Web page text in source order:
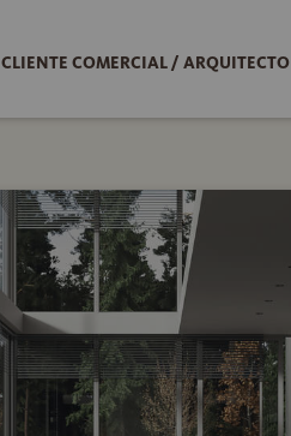
CLIENTE COMERCIAL / ARQUITECTO